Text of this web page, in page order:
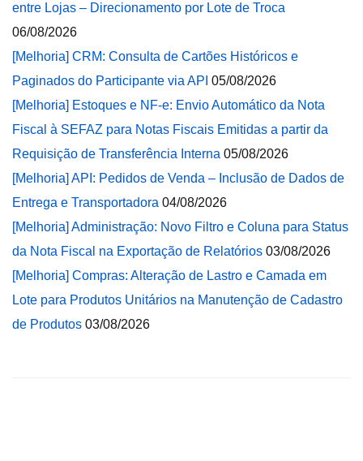
entre Lojas – Direcionamento por Lote de Troca
06/08/2026
[Melhoria] CRM: Consulta de Cartões Históricos e
Paginados do Participante via API 05/08/2026
[Melhoria] Estoques e NF-e: Envio Automático da Nota
Fiscal à SEFAZ para Notas Fiscais Emitidas a partir da
Requisição de Transferência Interna 05/08/2026
[Melhoria] API: Pedidos de Venda – Inclusão de Dados de
Entrega e Transportadora 04/08/2026
[Melhoria] Administração: Novo Filtro e Coluna para Status
da Nota Fiscal na Exportação de Relatórios 03/08/2026
[Melhoria] Compras: Alteração de Lastro e Camada em
Lote para Produtos Unitários na Manutenção de Cadastro
de Produtos 03/08/2026